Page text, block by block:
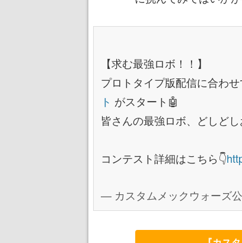
【求む最強ロボ！！】
プロトタイプ版配信に合わ
ト がスタート🤖
皆さんの最強ロボ、どしど
コンテスト詳細はこちら👇
— カスタムメックウォーズ